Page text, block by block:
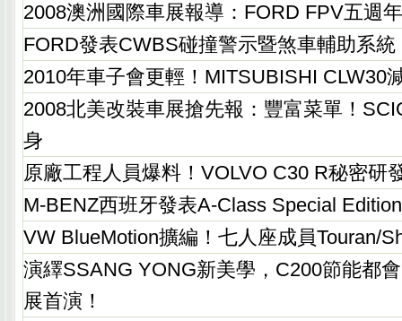
2008澳洲國際車展報導：FORD FPV五週
FORD發表CWBS碰撞警示暨煞車輔助系統
2010年車子會更輕！MITSUBISHI CLW30
2008北美改裝車展搶先報：豐富菜單！
身
原廠工程人員爆料！VOLVO C30 R秘密研
M-BENZ西班牙發表A-Class Special
VW BlueMotion擴編！七人座成員Touran/
演繹SSANG YONG新美學，C200節能都
展首演！